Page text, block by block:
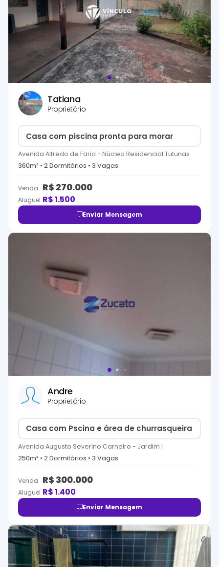
Tatiana
Proprietário
Casa com piscina pronta para morar
Avenida Alfredo de Faria - Núcleo Residencial Tutunas
360m² • 2Dormitórios • 3 Vagas
Venda R$ 270.000
Aluguel R$1.500
Enviar Mensagem
Andre
Proprietário
Casa com Pscina e área de churrasqueira
Avenida Augusto Severino Carneiro - Jardim I
250m² • 2Dormitórios • 3 Vagas
Venda R$ 300.000
Aluguel R$1.400
Enviar Mensagem